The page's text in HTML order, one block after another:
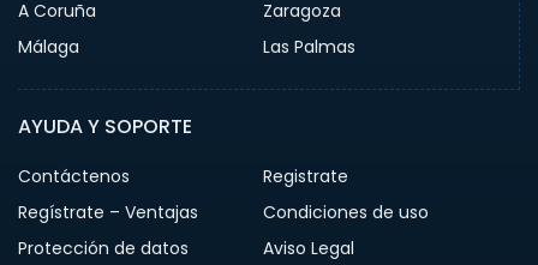
A Coruña
Zaragoza
Málaga
Las Palmas
AYUDA Y SOPORTE
Contáctenos
Registrate
Regístrate – Ventajas
Condiciones de uso
Protección de datos
Aviso Legal